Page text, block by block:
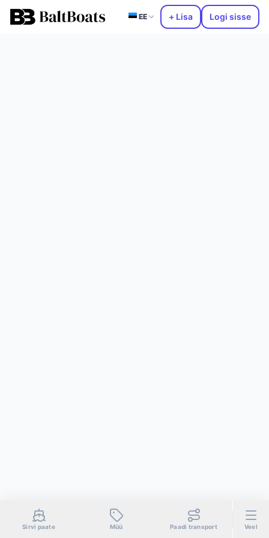
EE + Lisa Logi sisse
Sirvi paate Müü Paadi transport Veel